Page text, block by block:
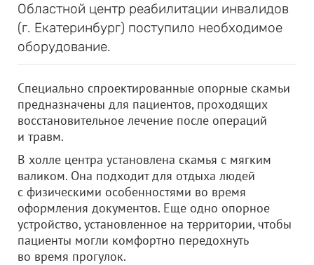
Областной центр реабилитации инвалидов
(г. Екатеринбург) поступило необходимое
оборудование.
Специально спроектированные опорные скамьи
предназначены для пациентов, проходящих
восстановительное лечение после операций
и травм.
В холле центра установлена скамья с мягким
валиком. Она подходит для отдыха людей
с физическими особенностями во время
оформления документов. Еще одно опорное
устройство, установленное на территории, чтобы
пациенты могли комфортно передохнуть
во время прогулок.